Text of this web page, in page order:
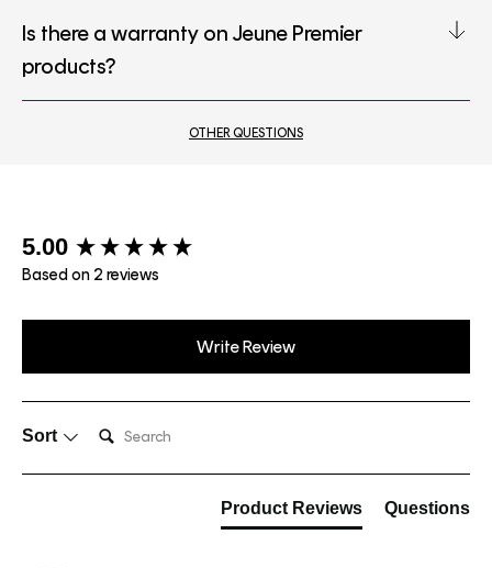
Is there a warranty on Jeune Premier
products?
OTHER QUESTIONS
5.00
Based on 2 reviews
Write Review
Sort
Search:
Product Reviews Questions
New content loaded